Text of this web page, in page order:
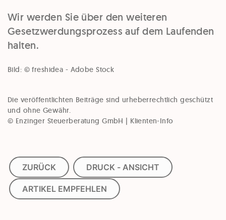
Wir werden Sie über den weiteren
Gesetzwerdungsprozess auf dem Laufenden
halten.
Bild: © freshidea - Adobe Stock
Die veröffentlichten Beiträge sind urheberrechtlich geschützt
und ohne Gewähr.
© Enzinger Steuerberatung GmbH | Klienten-Info
ZURÜCK DRUCK - ANSICHT
ARTIKEL EMPFEHLEN